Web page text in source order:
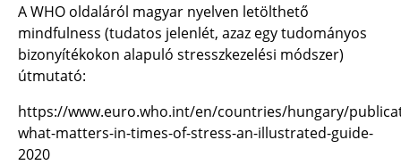
A WHO oldaláról magyar nyelven letölthető
mindfulness (tudatos jelenlét, azaz egy tudományos
bizonyítékokon alapuló stresszkezelési módszer)
útmutató:
https://www.euro.who.int/en/countries/hungary/
what-matters-in-times-of-stress-an-illustrated-guide-
2020